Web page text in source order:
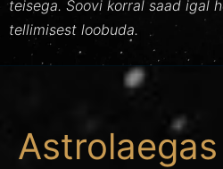
teisega. Soovi korral saad igal
tellimisest loobuda.
Astrolaegas